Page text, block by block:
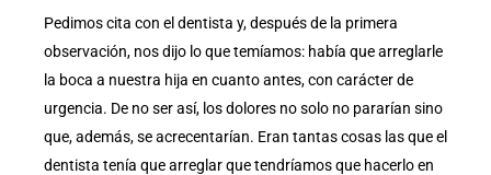
Pedimos cita con el dentista y, después de la primera
observación, nos dijo lo que temíamos: había que arreglarle
la boca a nuestra hija en cuanto antes, con carácter de
urgencia. De no ser así, los dolores no solo no pararían sino
que, además, se acrecentarían. Eran tantas cosas las que el
dentista tenía que arreglar que tendríamos que hacerlo en